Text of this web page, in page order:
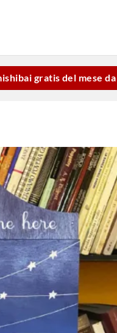
gratis del mese
alla lista
dei
desideri